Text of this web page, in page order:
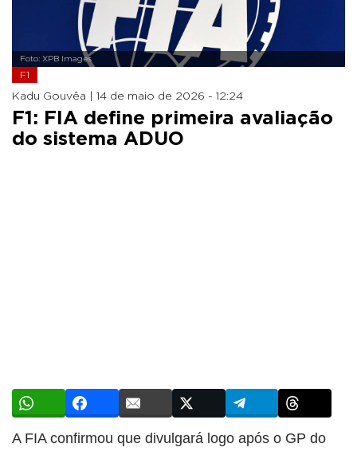
Foto: XPB Images
F1
Kadu Gouvêa | 14 de maio de 2026 - 12:24
F1: FIA define primeira avaliação
do sistema ADUO
A FIA confirmou que divulgará logo após o GP do